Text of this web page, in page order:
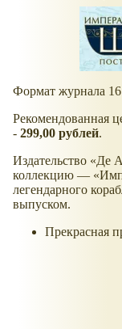
Формат журнала
Рекомендованная
- 299,00 рублей.
Издательство «Де
коллекцию —
легендарного
выпуском.
Прекрасная